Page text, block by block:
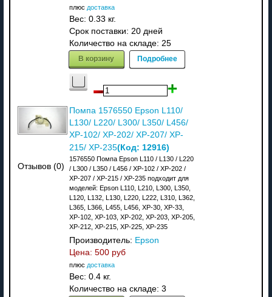
плюс доставка
Вес: 0.33 кг.
Срок поставки: 20 дней
Количество на складе: 25
В корзину Подробнее
Отзывов (0)
Помпа 1576550 Epson L110/
L130/ L220/ L300/ L350/ L456/
XP-102/ XP-202/ XP-207/ XP-
215/ XP-235(Код: 12916)
1576550 Помпа Epson L110 / L130 / L220
/ L300 / L350 / L456 / XP-102 / XP-202 /
XP-207 / XP-215 / XP-235 подходит для
моделей: Epson L110, L210, L300, L350,
L120, L132, L130, L220, L222, L310, L362,
L365, L366, L455, L456, XP-30, XP-33,
XP-102, XP-103, XP-202, XP-203, XP-205,
XP-212, XP-215, XP-225, XP-235
Производитель: Epson
Цена: 500 руб
плюс доставка
Вес: 0.4 кг.
Количество на складе: 3